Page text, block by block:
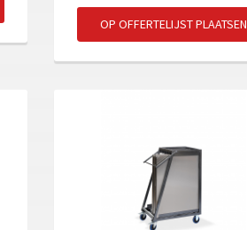
OP OFFERTELIJST PLAATSEN